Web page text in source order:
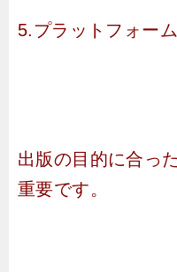
5.プラットフォー
出版の目的に合っ
重要です。